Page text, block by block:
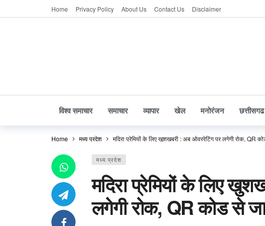
Home Privacy Policy About Us Contact Us Disclaimer
विश्व समाचार समाचार व्यापार खेल मनोरंजन छत्तीसगढ
Home मध्य प्रदेश मदिरा प्रेमियों के लिए खुशखबरी : अब ओवररेटिंग पर लगेगी रोक, QR
मध्य प्रदेश
मदिरा प्रेमियों के लिए
लगेगी रोक, QR कोड से